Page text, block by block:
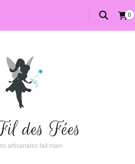
0
des Fées
artisanales fait main